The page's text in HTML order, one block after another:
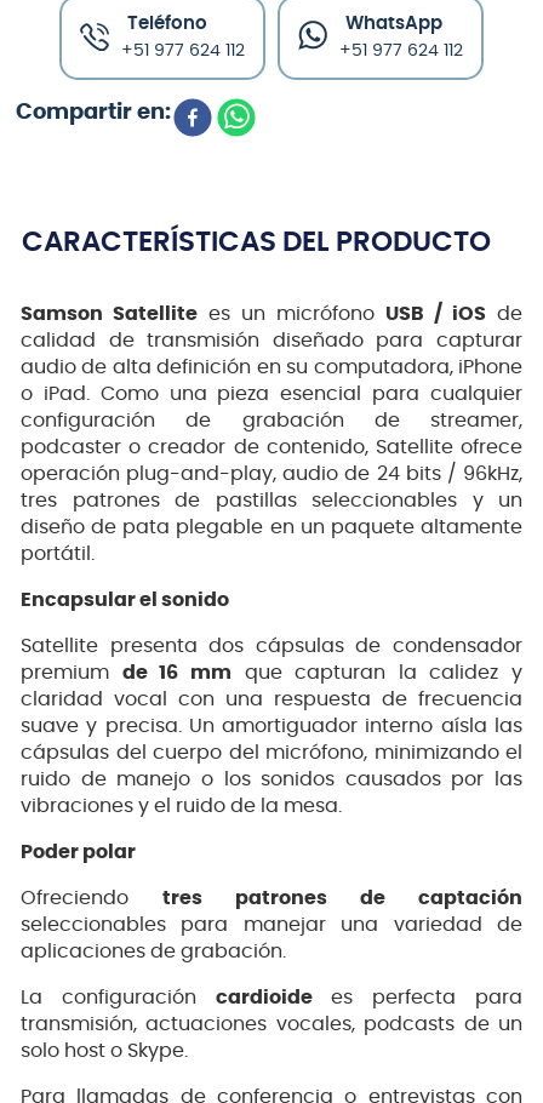
Teléfono
+51 977 624 112
WhatsApp
+51 977 624 112
CARACTERÍSTICAS DEL PRODUCTO
Samson Satellite es un micrófono USB / iOS de
calidad de transmisión diseñado para capturar
audio de alta definición en su computadora, iPhone
o iPad. Como una pieza esencial para cualquier
configuración de grabación de streamer,
podcaster o creador de contenido, Satellite ofrece
operación plug-and-play, audio de 24 bits / 96kHz,
tres patrones de pastillas seleccionables y un
diseño de pata plegable en un paquete altamente
portátil.
Encapsular el sonido
Satellite presenta dos cápsulas de condensador
premium de 16 mm que capturan la calidez y
claridad vocal con una respuesta de frecuencia
suave y precisa. Un amortiguador interno aísla las
cápsulas del cuerpo del micrófono, minimizando el
ruido de manejo o los sonidos causados por las
vibraciones y el ruido de la mesa.
Poder polar
Ofreciendo tres patrones de captación
seleccionables para manejar una variedad de
aplicaciones de grabación.
La configuración cardioidees perfecta para
transmisión, actuaciones vocales, podcasts de un
solo host o Skype.
Para llamadas de conferencia o entrevistas con